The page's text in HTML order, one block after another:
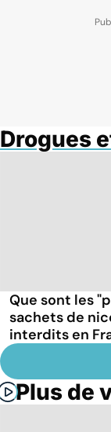
Drogues
Que sont les
sachets de
interdits en
Plus de